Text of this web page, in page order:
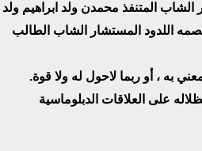
المتنفذ محمدن ولد ابراهيم ولد
اللدود المستشار الشاب الطالب
به ، أو ربما لاحول له ولا قوة.
على العلاقات الدبلوماسية